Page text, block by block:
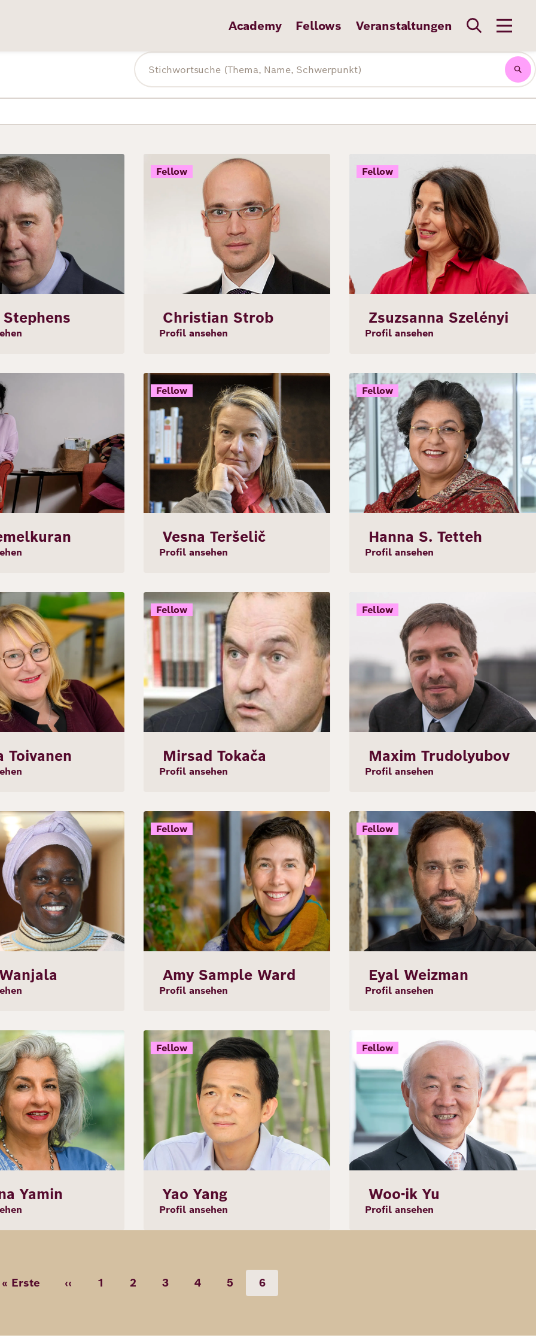
Academy Fellows Veranstaltungen
Volltextsuche
Fellow
Christian Strob
Profil ansehen
Fellow
Zsuzsanna Szelényi
Profil ansehen
Bild
Fellow
Vesna Teršelič
Profil ansehen
Bild
Fellow
Hanna S. Tetteh
Profil ansehen
Toivanen
Bild
Fellow
Mirsad Tokača
Profil ansehen
Fellow
Maxim Trudolyubov
Profil ansehen
Bild
Fellow
Amy Sample Ward
Profil ansehen
Bild
Fellow
Eyal Weizman
Profil ansehen
Yamin
Bild
Fellow
Yao Yang
Profil ansehen
Fellow
Woo-ik Yu
Profil ansehen
Erste
« Erste
Vorherige
‹‹ Seite
1 Seite
2 Seite
3 Seite
4 Seite
5 Seite
6